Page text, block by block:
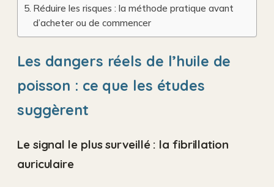
Réduire les risques : la méthode pratique avant
d’acheter ou de commencer
Les dangers réels de l’huile de
poisson : ce que les études
suggèrent
Le signal le plus surveillé : la fibrillation
auriculaire